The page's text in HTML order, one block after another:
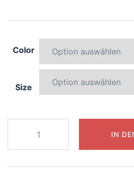
Color
Size
unicorn
Menge
IN